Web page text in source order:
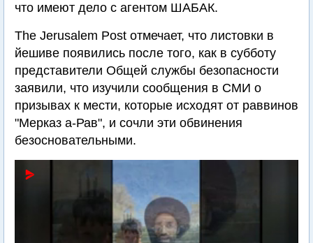
что имеют дело с агентом ШАБАК.
The Jerusalem Post отмечает, что листовки в
йешиве появились после того, как в субботу
представители Общей службы безопасности
заявили, что изучили сообщения в СМИ о
призывах к мести, которые исходят от раввинов
"Мерказ а-Рав", и сочли эти обвинения
безосновательными.